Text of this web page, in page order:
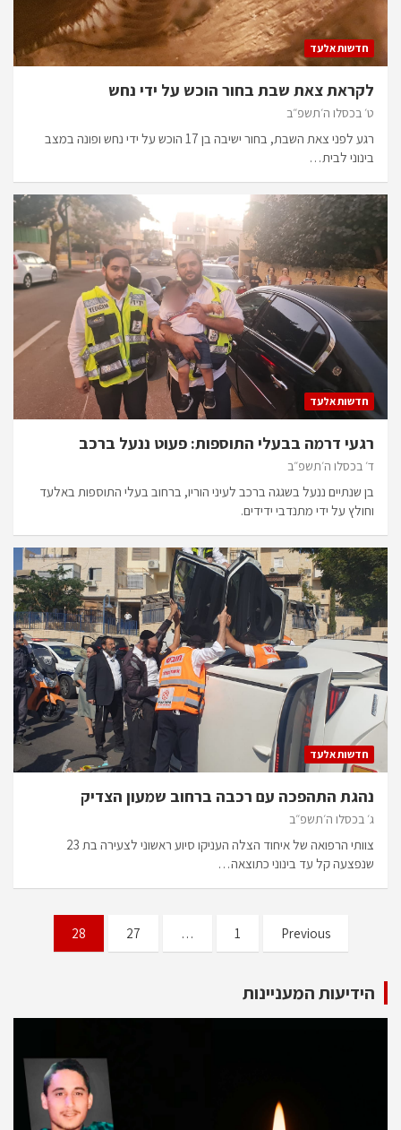
חדשות אלעד
לקראת צאת שבת בחור הוכש על ידי נחש
ט׳ בכסלו ה׳תשפ״ב
רגע לפני צאת השבת, בחור ישיבה בן 17 הוכש על ידי נחש ופונה במצב
בינוני לבית…
חדשות אלעד
רגעי דרמה בבעלי התוספות: פעוט ננעל ברכב
ד׳ בכסלו ה׳תשפ״ב
בן שנתיים ננעל בשגגה ברכב לעיני הוריו, ברחוב בעלי התוספות באלעד
וחולץ על ידי מתנדבי ידידים.
חדשות אלעד
נהגת התהפכה עם רכבה ברחוב שמעון הצדיק
ג׳ בכסלו ה׳תשפ״ב
צוותי הרפואה של איחוד הצלה העניקו סיוע ראשוני לצעירה בת 23
שנפצעה קל עד בינוני כתוצאה…
pagination
Previous
1
…
27
28
הידיעות המעניינות